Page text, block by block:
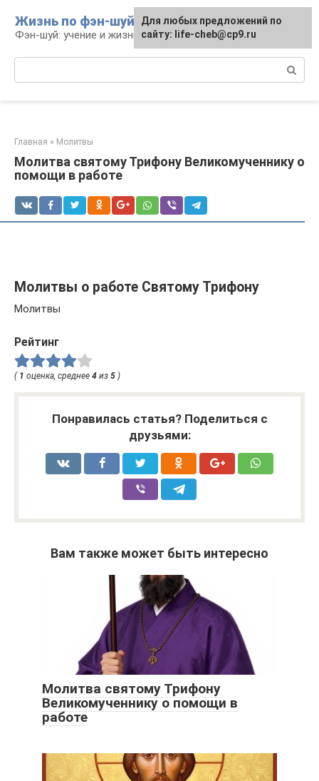
контенту
Жизнь по фэн-шуй
Фэн-шуй: учение и жизнь
Главная » Молитвы
Молитва святому Трифону Великомученнику о
помощи в работе
Молитвы о работе Святому Трифону
Молитвы
Рейтинг
( 1 оценка, среднее 4 из 5 )
Понравилась статья? Поделиться с
друзьями:
Вам также может быть интересно
Молитва святому Трифону
Великомученнику о помощи в
работе
Для любых предложений по
сайту: life-cheb@cp9.ru
Для любых предложений по
сайту: life-cheb@cp9.ru